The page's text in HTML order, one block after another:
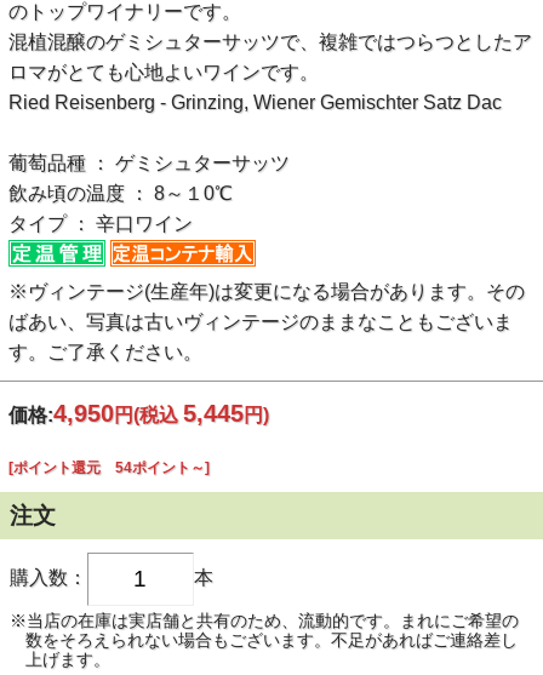
のトップワイナリーです。
混植混醸のゲミシュターサッツで、複雑ではつらつとしたア
ロマがとても心地よいワインです。
Ried Reisenberg - Grinzing, Wiener Gemischter Satz Dac
葡萄品種 ： ゲミシュターサッツ
飲み頃の温度 ： 8～１0℃
タイプ ： 辛口ワイン
※ヴィンテージ(生産年)は変更になる場合があります。その
ばあい、写真は古いヴィンテージのままなこともございま
す。ご了承ください。
価格:4,950円(税込 5,445円)
[ポイント還元 54ポイント～]
注文
購入数： 本
※当店の在庫は実店舗と共有のため、流動的です。まれにご希望の
数をそろえられない場合もございます。不足があればご連絡差し
上げます。